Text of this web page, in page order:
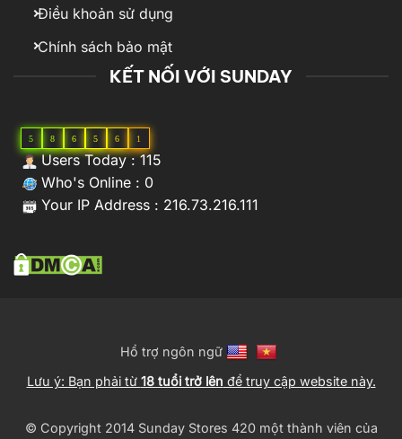
Điều khoản sử dụng
Chính sách bảo mật
KẾT NỐI VỚI SUNDAY
5 8 6 5 6 1
Users Today : 115
Who's Online : 0
Your IP Address : 216.73.216.111
Hổ trợ ngôn ngữ
Lưu ý: Bạn phải từ 18 tuổi trở lên để truy cập website này.
© Copyright 2014 Sunday Stores 420 một thành viên của